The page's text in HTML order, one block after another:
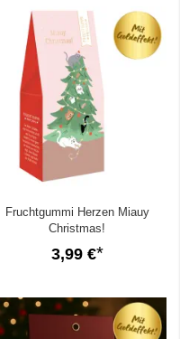
Fruchtgummi Herzen Miauy
Christmas!
3,99 €